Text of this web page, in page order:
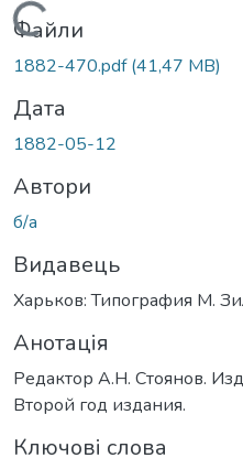
Вантажиться...
Файли
1882-470.pdf(41,47 MB)
Дата
1882-05-12
Автори
б/а
Видавець
Харьков: Типография М.
Анотація
Редактор А.Н. Стоянов.
Второй год издания.
Ключові слова